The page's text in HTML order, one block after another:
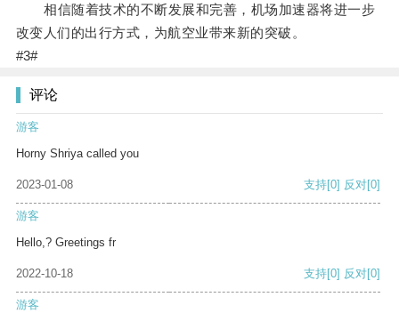
相信随着技术的不断发展和完善，机场加速器将进一步
改变人们的出行方式，为航空业带来新的突破。
#3#
评论
游客
Horny Shriya called you
2023-01-08 支持[0] 反对[0]
游客
Hello,? Greetings fr
2022-10-18 支持[0] 反对[0]
游客